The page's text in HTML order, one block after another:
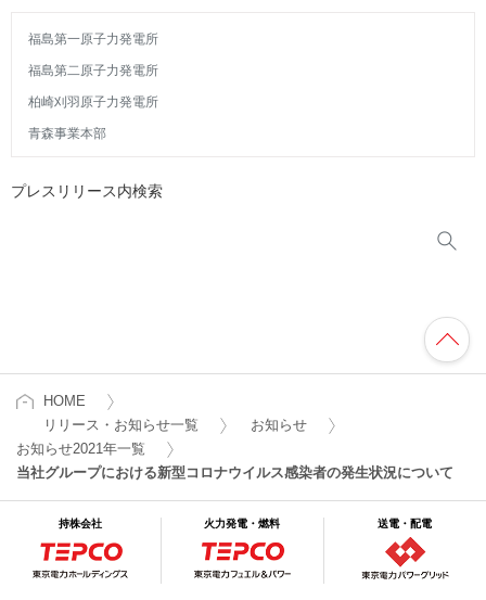
福島第一原子力発電所
福島第二原子力発電所
柏崎刈羽原子力発電所
青森事業本部
プレスリリース内検索
HOME
リリース・お知らせ一覧
お知らせ
お知らせ2021年一覧
当社グループにおける新型コロナウイルス感染者の発生状況について
持株会社 火力発電・燃料 送電・配電